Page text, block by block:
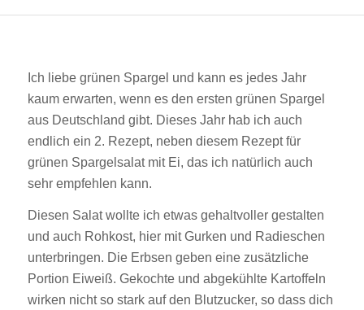
Ich liebe grünen Spargel und kann es jedes Jahr
kaum erwarten, wenn es den ersten grünen Spargel
aus Deutschland gibt. Dieses Jahr hab ich auch
endlich ein 2. Rezept, neben diesem Rezept für
grünen Spargelsalat mit Ei, das ich natürlich auch
sehr empfehlen kann.
Diesen Salat wollte ich etwas gehaltvoller gestalten
und auch Rohkost, hier mit Gurken und Radieschen
unterbringen. Die Erbsen geben eine zusätzliche
Portion Eiweiß. Gekochte und abgekühlte Kartoffeln
wirken nicht so stark auf den Blutzucker, so dass dich